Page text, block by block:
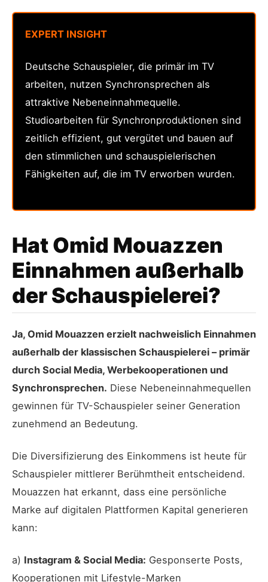
EXPERT INSIGHT
Deutsche Schauspieler, die primär im TV
arbeiten, nutzen Synchronsprechen als
attraktive Nebeneinnahmequelle.
Studioarbeiten für Synchronproduktionen sind
zeitlich effizient, gut vergütet und bauen auf
den stimmlichen und schauspielerischen
Fähigkeiten auf, die im TV erworben wurden.
Hat Omid Mouazzen
Einnahmen außerhalb
der Schauspielerei?
Ja, Omid Mouazzen erzielt nachweislich Einnahmen
außerhalb der klassischen Schauspielerei – primär
durch Social Media, Werbekooperationen und
Synchronsprechen. Diese Nebeneinnahmequellen
gewinnen für TV-Schauspieler seiner Generation
zunehmend an Bedeutung.
Die Diversifizierung des Einkommens ist heute für
Schauspieler mittlerer Berühmtheit entscheidend.
Mouazzen hat erkannt, dass eine persönliche
Marke auf digitalen Plattformen Kapital generieren
kann:
a) Instagram & Social Media: Gesponserte Posts,
Kooperationen mit Lifestyle-Marken